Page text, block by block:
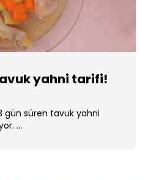
yahni tarifi!
gün süren tavuk yahni
...